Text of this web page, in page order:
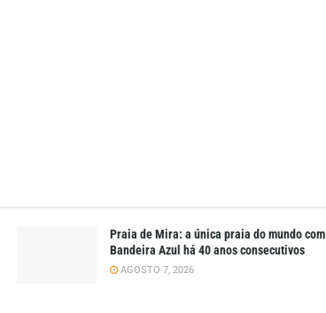
Praia de Mira: a única praia do mundo com
Bandeira Azul há 40 anos consecutivos
AGOSTO 7, 2026